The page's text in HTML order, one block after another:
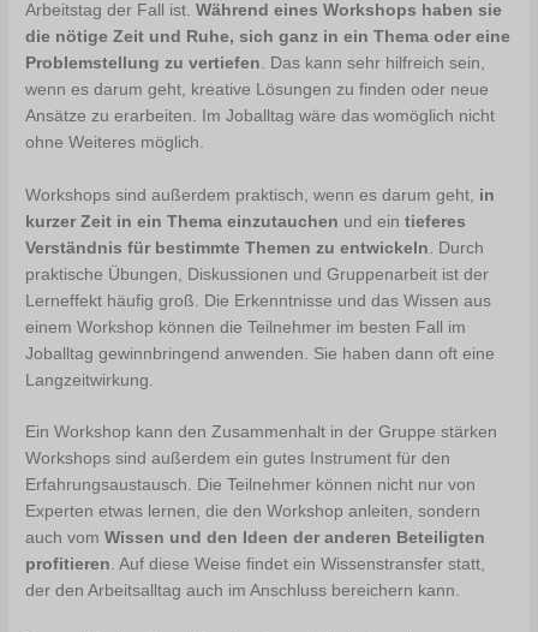
Arbeitstag der Fall ist.Während eines Workshops haben sie
die nötige Zeit und Ruhe, sich ganz in ein Thema oder eine
Problemstellung zu vertiefen . Das kann sehr hilfreich sein,
wenn es darum geht, kreative Lösungen zu finden oder neue
Ansätze zu erarbeiten. Im Joballtag wäre das womöglich nicht
ohne Weiteres möglich.
Workshops sind außerdem praktisch, wenn es darum geht, in
kurzer Zeit in ein Thema einzutauchen und eintieferes
Verständnis für bestimmte Themen zu entwickeln . Durch
praktische Übungen, Diskussionen und Gruppenarbeit ist der
Lerneffekt häufig groß. Die Erkenntnisse und das Wissen aus
einem Workshop können die Teilnehmer im besten Fall im
Joballtag gewinnbringend anwenden. Sie haben dann oft eine
Langzeitwirkung.
Ein Workshop kann den Zusammenhalt in der Gruppe stärken
Workshops sind außerdem ein gutes Instrument für den
Erfahrungsaustausch. Die Teilnehmer können nicht nur von
Experten etwas lernen, die den Workshop anleiten, sondern
auch vomWissen und den Ideen der anderen Beteiligten
profitieren. Auf diese Weise findet ein Wissenstransfer statt,
der den Arbeitsalltag auch im Anschluss bereichern kann.